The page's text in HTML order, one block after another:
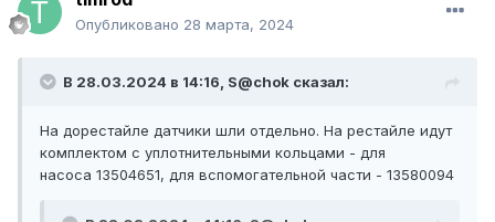
Опубликовано 28 марта, 2024
В 28.03.2024 в 14:16, S@chok сказал:
На дорестайле датчики шли отдельно. На рестайле идут
комплектом с уплотнительными кольцами - для
насоса 13504651, для вспомогательной части - 13580094